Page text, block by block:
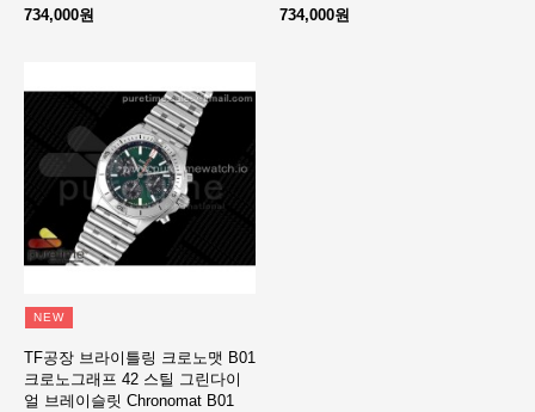
734,000원
734,000원
NEW
TF공장 브라이틀링 크로노맷 B01
크로노그래프 42 스틸 그린다이
얼 브레이슬릿 Chronomat B01